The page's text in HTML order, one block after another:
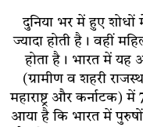
दुनिया भर में हुए
ज्यादा होती है। वहीं
होता है। भारत में यह
(ग्रामीण व शहरी
महाराष्ट्र और कर्नाटक)
आया है कि भारत में